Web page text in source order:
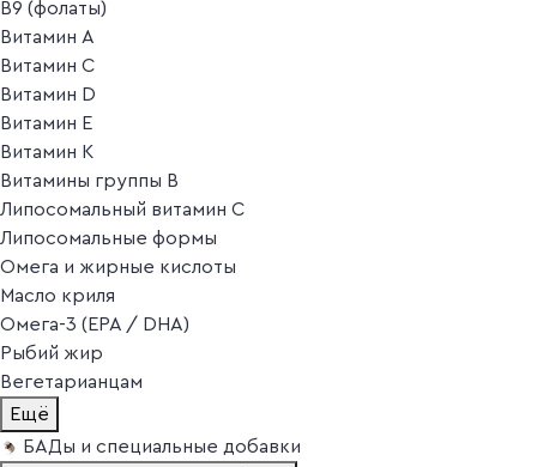
В9 (фолаты)
Витамин A
Витамин C
Витамин D
Витамин E
Витамин K
Витамины группы B
Липосомальный витамин C
Липосомальные формы
Омега и жирные кислоты
Масло криля
Омега-3 (EPA / DHA)
Рыбий жир
Вегетарианцам
Ещё
БАДы и специальные добавки